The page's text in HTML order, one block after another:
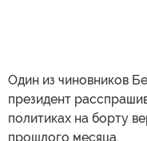
Один из чиновников
президент
политиках на борту
прошлого месяца.